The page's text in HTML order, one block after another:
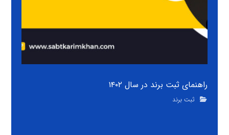
راهنمای ثبت برند در سال ۱۴۰۲
ثبت برند